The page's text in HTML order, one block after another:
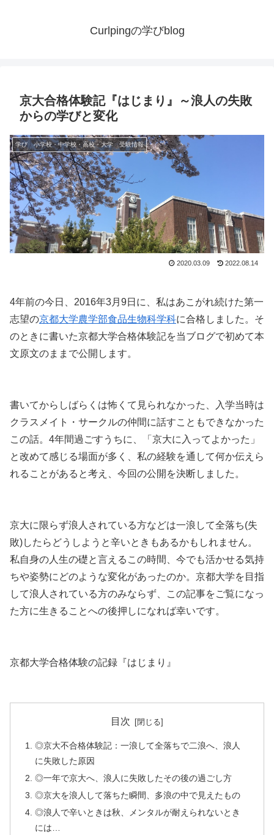
Curlpingの学びblog
京大合格体験記『はじまり』～浪人の失敗
からの学びと変化
学び 小学校・中学校・高校・大学 受験情報
2020.03.09 2022.08.14
4年前の今日、2016年3月9日に、私はあこがれ続けた第一
志望の京都大学農学部食品生物科学科に合格しました。そ
のときに書いた京都大学合格体験記を当ブログで初めて本
文原文のままで公開します。
書いてからしばらくは怖くて見られなかった、入学当時は
クラスメイト・サークルの仲間に話すこともできなかった
この話。4年間過ごすうちに、「京大に入ってよかった」
と改めて感じる場面が多く、私の経験を通して何か伝えら
れることがあると考え、今回の公開を決断しました。
京大に限らず浪人されている方などは一浪して全落ち(失
敗)したらどうしようと辛いときもあるかもしれません。
私自身の人生の礎と言えるこの時間、今でも活かせる気持
ちや姿勢にどのような変化があったのか。京都大学を目指
して浪人されている方のみならず、この記事をご覧になっ
た方に生きることへの後押しになれば幸いです。
京都大学合格体験の記録『はじまり』
目次
◎京大不合格体験記：一浪して全落ちで二浪へ、浪人
に失敗した原因
◎一年で京大へ、浪人に失敗したその後の過ごし方
◎京大を浪人して落ちた瞬間、多浪の中で見えたもの
◎浪人で辛いときは秋、メンタルが耐えられないとき
には…